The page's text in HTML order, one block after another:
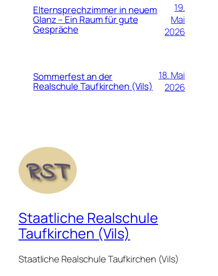
Elternsprechzimmer in neuem
Glanz – Ein Raum für gute
Gespräche
19.
Mai
2026
Sommerfest an der
Realschule Taufkirchen (Vils)
18. Mai
2026
Staatliche Realschule
Taufkirchen (Vils)
Staatliche Realschule Taufkirchen (Vils)